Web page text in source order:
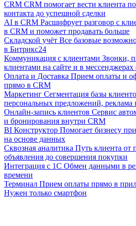
CRM CRM помогает вести клиента
контакта до успешной сделки
AI в CRM Расшифрует разговор с
в CRM и поможет продавать больше
Складской учёт Все базовые
в Битрикс24
Коммуникация с клиентами Звонки,
клиентами на сайте и в
Оплата и Доставка Прием оплаты и
прямо в CRM
Маркетинг Сегментация базы
персональных предложений, реклама
Онлайн-запись клиентов Сервис
и бронирования внутри CRM
BI Конструктор Помогает бизнесу
на основе данных
Сквозная аналитика Путь клиента от
объявления до совершения покупки
Интеграция с 1С Обмен данными в
времени
Терминал Прием оплаты прямо в
Нужен только смартфон